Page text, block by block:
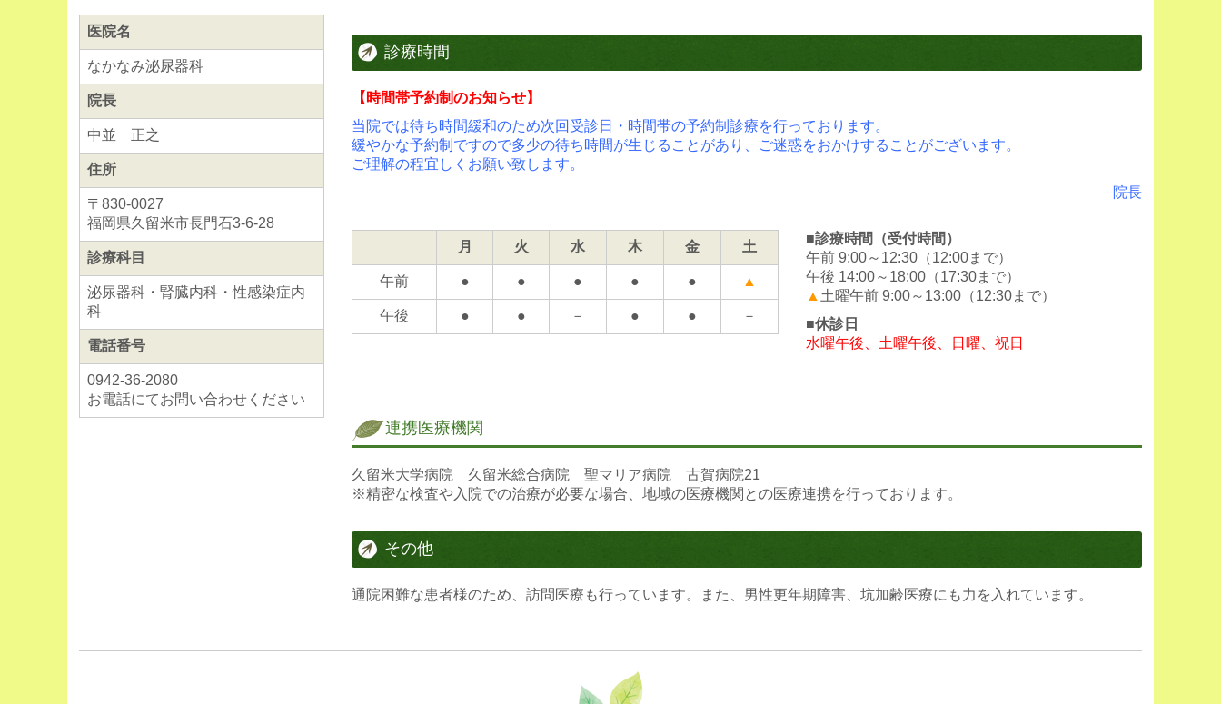
医院名
なかなみ泌尿器科
院長
中並 正之
住所
〒830-0027
福岡県久留米市長門石3-6-28
診療科目
泌尿器科・腎臓内科・性感染症内
科
電話番号
0942-36-2080
お電話にてお問い合わせください
■2025.06.02...帯状疱疹ワクチン接種 予約受付のお知らせ
令和7年4月1日から 久留米市に住民票のある高齢者は
『帯状疱疹』ワクチンに対して市の補助金を受けることができます。
１）対象者（令和7年度） 久留米市に住民票があり以下の１～３のいずれかに該当し接種を希望される方。
１．令和7年度に65歳になる方
２．令和7年度に70歳、75歳、80歳、85歳、90歳、95歳、及び100歳以上になる方
３．接種日時点で60～64歳の方のうち、ヒト免疫不全ウイルスにより免疫の機能に日常生活がほとんど不可能な程度の
２）接種期間
令和7年4月1日（火曜日）～令和8年3月31日（火曜日）
３）料金（自己負担金） 次のいずれか1つを接種
１．生ワクチン（田辺三菱）3000円×1回
２．組換えワクチン（GSK）10000円×2回（計20000円）
詳しくは
久留米市のホームページ 久留米市：高齢者の帯状疱疹予防接種をご参照ください。
当院では10月1日（火）よりインフルエンザ予防接種の予約受付を開始しております。
① 65歳以上の方
② 60～65歳未満の慢性高度心・腎・呼吸器機能不全者など
子供（13歳未満） 1回 3000円（税込）
診療時間
【時間帯予約制のお知らせ】
当院では待ち時間緩和のため次回受診日・時間帯の予約制診療を行っております。
緩やかな予約制ですので多少の待ち時間が生じることがあり、ご迷惑をおかけすることがございます。
ご理解の程宜しくお願い致します。
院長
月 火 水 木 金 土
午前 ● ● ● ● ● ▲
午後 ● ● － ● ● －
■診療時間（受付時間）
午前 9:00～12:30（12:00まで）
午後 14:00～18:00（17:30まで）
▲ 土曜午前 9:00～13:00（12:30まで）
■休診日
水曜午後、土曜午後、日曜、祝日
連携医療機関
久留米大学病院 久留米総合病院 聖マリア病院 古賀病院21
※精密な検査や入院での治療が必要な場合、地域の医療機関との医療連携を行っております。
その他
通院困難な患者様のため、訪問医療も行っています。また、男性更年期障害、坑加齢医療にも力を入れています。